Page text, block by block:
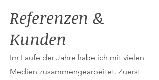
Referenzen &
Kunden
Im Laufe der Jahre habe ich mit vielen
Medien zusammengearbeitet. Zuerst